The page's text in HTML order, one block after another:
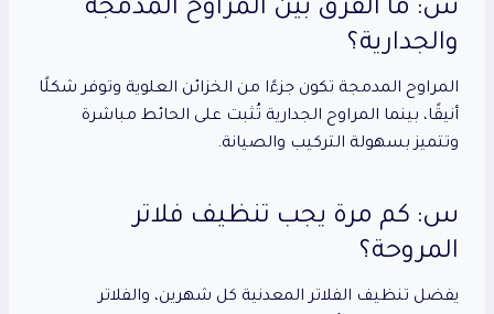
س: ما الفرق بين المراوح المدمجة
والجدارية؟
المراوح المدمجة تكون جزءًا من الخزائن العلوية وتوفر شكلًا
أنيقًا، بينما المراوح الجدارية تُثبت على الحائط مباشرة
وتتميز بسهولة التركيب والصيانة.
س: كم مرة يجب تنظيف فلاتر
المروحة؟
يفضل تنظيف الفلاتر المعدنية كل شهرين، والفلاتر